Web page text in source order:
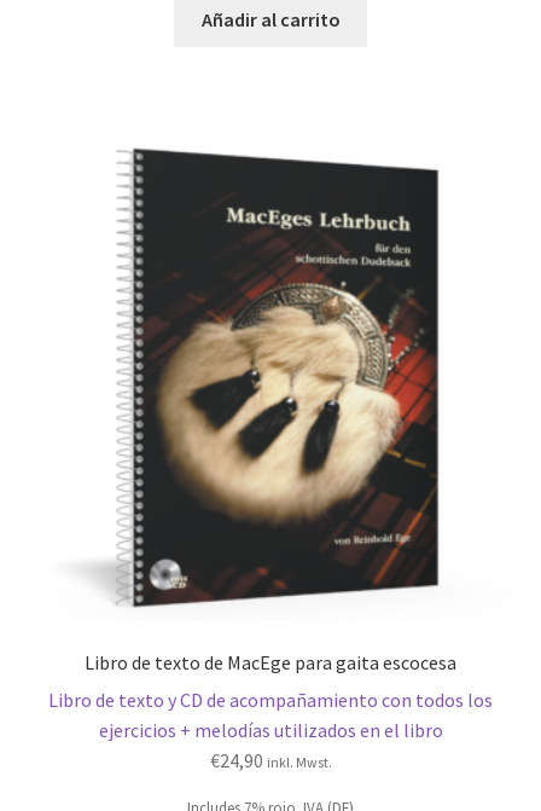
Añadir al carrito
Libro de texto de MacEge para gaita escocesa
Libro de texto y CD de acompañamiento con todos los
ejercicios + melodías utilizados en el libro
€24,90 inkl. Mwst.